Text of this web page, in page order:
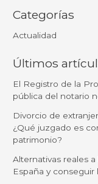
Categorías
Actualidad
Últimos
El Registro de la
pública del notario
Divorcio de
¿Qué juzgado es
patrimonio?
Alternativas reales
España y